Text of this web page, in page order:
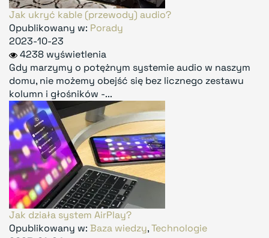
Jak ukryć kable (przewody) audio?
Opublikowany w: Porady
2023-10-23
4238 wyświetlenia
Gdy marzymy o potężnym systemie audio w naszym
domu, nie możemy obejść się bez licznego zestawu
kolumn i głośników -...
Jak działa system AirPlay?
Opublikowany w: Baza wiedzy,Technologie